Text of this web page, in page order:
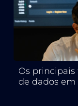
Os
de dados em